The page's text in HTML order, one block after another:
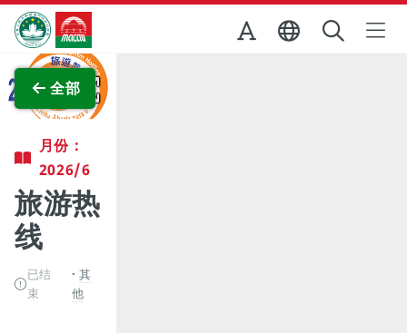
跳至主内容
澳门特别行政区政府旅游局
全部
查看原图
月份：
2026/6
旅游热
线
已结
束
其
他